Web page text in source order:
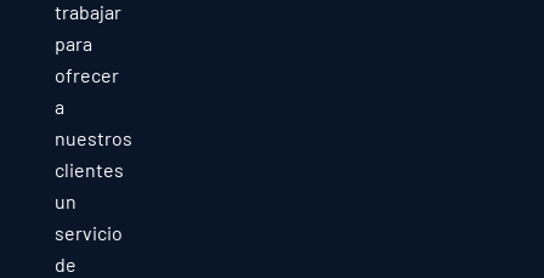
trabajar
para
ofrecer
a
nuestros
clientes
un
servicio
de